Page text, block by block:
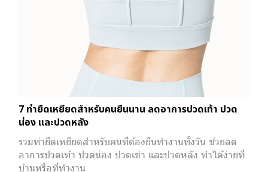
7 ท่ายืดเหยียดสำหรับคนยืนนาน ลดอาการปวดเท้า ปวด
น่อง และปวดหลัง
รวมท่ายืดเหยียดสำหรับคนที่ต้องยืนทำงานทั้งวัน ช่วยลด
อาการปวดเท้า ปวดน่อง ปวดเข่า และปวดหลัง ทำได้ง่ายที่
บ้านหรือที่ทำงาน